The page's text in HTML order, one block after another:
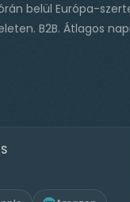
belül Európa-
B2B. Átlagos